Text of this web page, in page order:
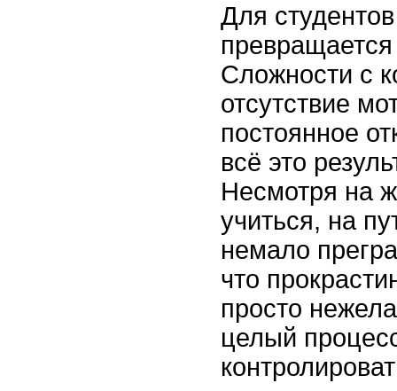
Для
Сложности с
отсутствие
постоянное
всё это
Несмотря на
учиться, на
немало
что
просто
целый